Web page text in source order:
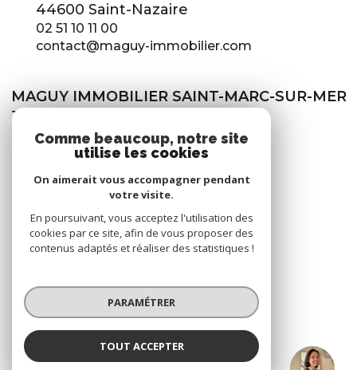
Jessica PICOT
44600 Saint-Nazaire
02 51 10 11 00
contact@maguy-immobilier.com
MAGUY IMMOBILIER SAINT-MARC-SUR-MER
115 avenue de Saint-Nazaire -
44600 Saint-Marc-sur-Mer
02 40 70 70 71
stmarc@maguy-immobilier.com
NOS RÉSEAUX
Comme beaucoup, notre site
utilise les cookies
On aimerait vous accompagner pendant
votre visite.
En poursuivant, vous acceptez l'utilisation des
cookies par ce site, afin de vous proposer des
contenus adaptés et réaliser des statistiques !
PARAMÉTRER
TOUT ACCEPTER